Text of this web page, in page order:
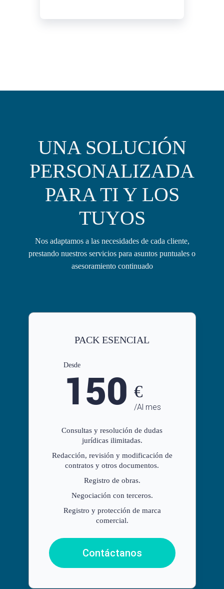
UNA SOLUCIÓN
PERSONALIZADA
PARA TI Y LOS
TUYOS
Nos adaptamos a las necesidades de cada cliente,
prestando nuestros servicios para asuntos puntuales o
asesoramiento continuado
PACK ESENCIAL
Desde
150 €
/Al mes
Consultas y resolución de dudas
jurídicas ilimitadas.
Redacción, revisión y modificación de
contratos y otros documentos.
Registro de obras.
Negociación con terceros.
Registro y protección de marca
comercial.
Contáctanos